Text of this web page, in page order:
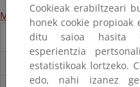
Más información
Destacados
Carpeta Informativa del
Cookieak erabiltzeari
honek cookie
ditu saioa hasita
esperientzia
estatistikoak lortzeko.
edo, nahi izanez